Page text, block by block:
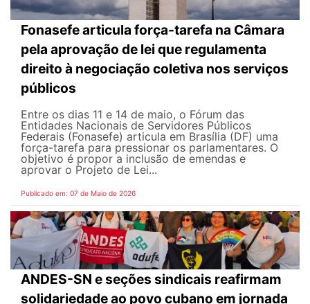
Fonasefe articula força-tarefa na Câmara
pela aprovação de lei que regulamenta
direito à negociação coletiva nos serviços
públicos
Entre os dias 11 e 14 de maio, o Fórum das
Entidades Nacionais de Servidores Públicos
Federais (Fonasefe) articula em Brasília (DF) uma
força-tarefa para pressionar os parlamentares. O
objetivo é propor a inclusão de emendas e
aprovar o Projeto de Lei...
Publicado em: 07 de Maio de 2026
ANDES-SN e seções sindicais reafirmam
solidariedade ao povo cubano em jornada